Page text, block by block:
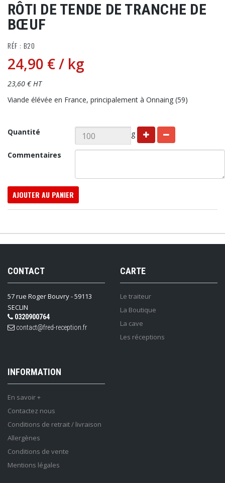
RÔTI DE TENDE DE TRANCHE DE
BŒUF
RÉF : B20
24,90 €/ kg
23,60 € HT
Viande élévée en France, principalement à Onnaing (59)
Quantité g
Commentaires
AJOUTER AU PANIER
CONTACT
57 rue Roger Bouvry - 59113
SECLIN
0320900764
contact@fred-reception.fr
CARTE
Le traiteur
La Boutique
La cave
Les réceptions
INFORMATION
En savoir +
Contactez nous
Conditions de retrait / livraison
Allergènes
Conditions de vente
Mentions légales